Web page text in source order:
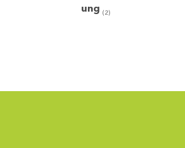
ung (2)